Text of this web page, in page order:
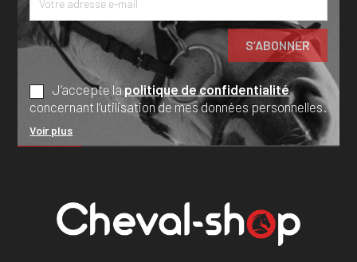
J’accepte lapolitique de confidentialité
concernant l’utilisation de mes données personnelles.
Voir plus